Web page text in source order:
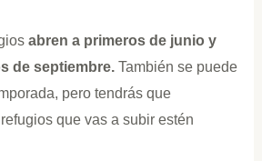
abren a primeros de junio y
de septiembre.También se puede
pero tendrás que
que vas a subir estén